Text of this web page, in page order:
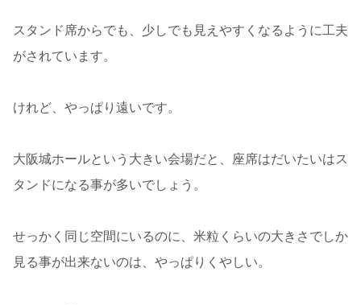
スタンド席からでも、少しでも見えやすくなるように工夫
がされています。
けれど、やっぱり遠いです。
大阪城ホールという大きい会場だと、座席はだいたいはス
タンドになる事が多いでしょう。
せっかく同じ空間にいるのに、米粒くらいの大きさでしか
見る事が出来ないのは、やっぱりくやしい。